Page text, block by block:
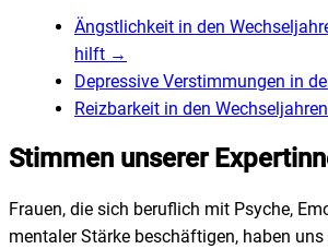
Ängstlichkeit in den
hilft →
Depressive Verstimmungen in
Reizbarkeit in den Wechseljahren
Stimmen unserer
Frauen, die sich beruflich mit Psyche,
mentaler Stärke beschäftigen, haben uns